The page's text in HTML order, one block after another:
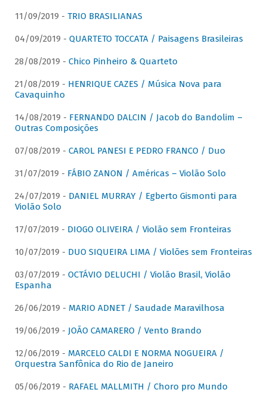
11/09/2019 - TRIO BRASILIANAS
04/09/2019 - QUARTETO TOCCATA / Paisagens Brasileiras
28/08/2019 - Chico Pinheiro & Quarteto
21/08/2019 - HENRIQUE CAZES / Música Nova para
Cavaquinho
14/08/2019 - FERNANDO DALCIN / Jacob do Bandolim –
Outras Composições
07/08/2019 - CAROL PANESI E PEDRO FRANCO / Duo
31/07/2019 - FÁBIO ZANON / Américas – Violão Solo
24/07/2019 - DANIEL MURRAY / Egberto Gismonti para
Violão Solo
17/07/2019 - DIOGO OLIVEIRA / Violão sem Fronteiras
10/07/2019 - DUO SIQUEIRA LIMA / Violões sem Fronteiras
03/07/2019 - OCTÁVIO DELUCHI / Violão Brasil, Violão
Espanha
26/06/2019 - MARIO ADNET / Saudade Maravilhosa
19/06/2019 - JOÃO CAMARERO / Vento Brando
12/06/2019 - MARCELO CALDI E NORMA NOGUEIRA /
Orquestra Sanfônica do Rio de Janeiro
05/06/2019 - RAFAEL MALLMITH / Choro pro Mundo